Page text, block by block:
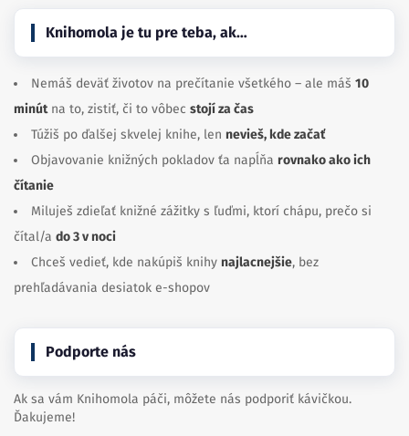
Knihomola je tu pre teba, ak…
Nemáš deväť životov na prečítanie všetkého – ale máš 10
minútna to, zistiť, či to vôbec stojí za čas
Túžiš po ďalšej skvelej knihe, len nevieš, kde začať
Objavovanie knižných pokladov ťa napĺňa rovnako ako ich
čítanie
Miluješ zdieľať knižné zážitky s ľuďmi, ktorí chápu, prečo si
čítal/a do 3 v noci
Chceš vedieť, kde nakúpiš knihy najlacnejšie, bez
prehľadávania desiatok e-shopov
Podporte nás
Ak sa vám Knihomola páči, môžete nás podporiť kávičkou.
Ďakujeme!